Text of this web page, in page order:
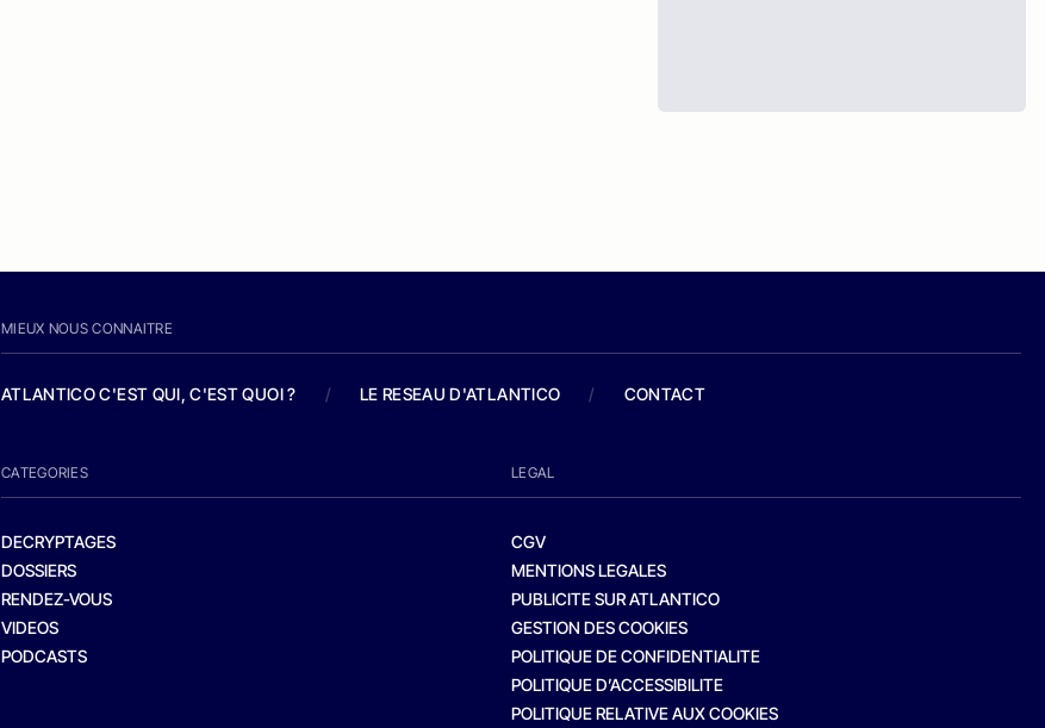
MIEUX NOUS CONNAITRE
ATLANTICO C'EST QUI, C'EST QUOI ? / LE RESEAU D'ATLANTICO / CONTACT
CATEGORIES
DECRYPTAGES
DOSSIERS
RENDEZ-VOUS
VIDEOS
PODCASTS
LEGAL
CGV
MENTIONS LEGALES
PUBLICITE SUR ATLANTICO
GESTION DES COOKIES
POLITIQUE DE CONFIDENTIALITE
POLITIQUE D’ACCESSIBILITE
POLITIQUE RELATIVE AUX COOKIES